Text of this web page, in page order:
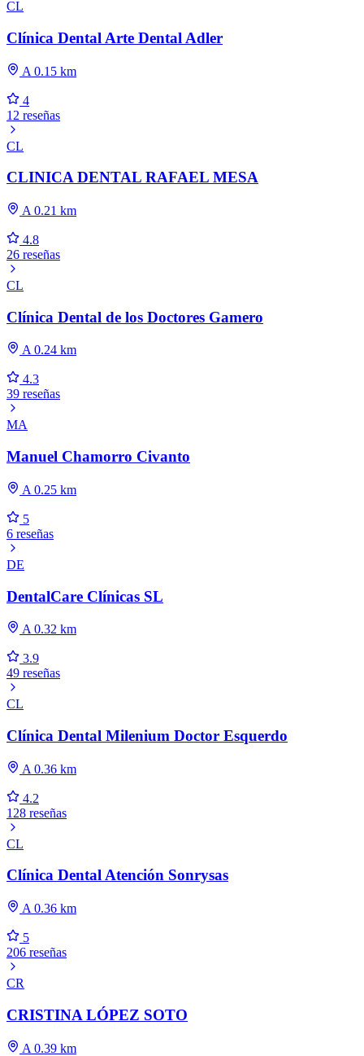
CL
Clínica Dental Arte Dental Adler
A 0.15 km
4
12 reseñas
CL
CLINICA DENTAL RAFAEL MESA
A 0.21 km
4.8
26 reseñas
CL
Clínica Dental de los Doctores Gamero
A 0.24 km
4.3
39 reseñas
MA
Manuel Chamorro Civanto
A 0.25 km
5
6 reseñas
DE
DentalCare Clínicas SL
A 0.32 km
3.9
49 reseñas
CL
Clínica Dental Milenium Doctor Esquerdo
A 0.36 km
4.2
128 reseñas
CL
Clínica Dental Atención Sonrysas
A 0.36 km
5
206 reseñas
CR
CRISTINA LÓPEZ SOTO
A 0.39 km